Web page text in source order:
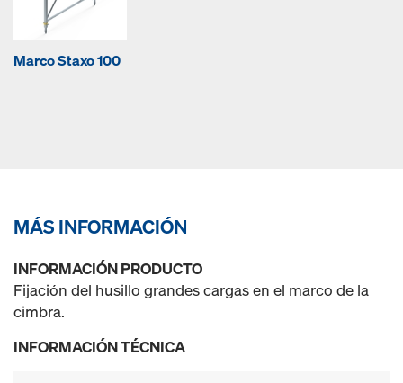
Marco Staxo 100
MÁS INFORMACIÓN
INFORMACIÓN PRODUCTO
Fijación del husillo grandes cargas en el marco de la
cimbra.
INFORMACIÓN TÉCNICA